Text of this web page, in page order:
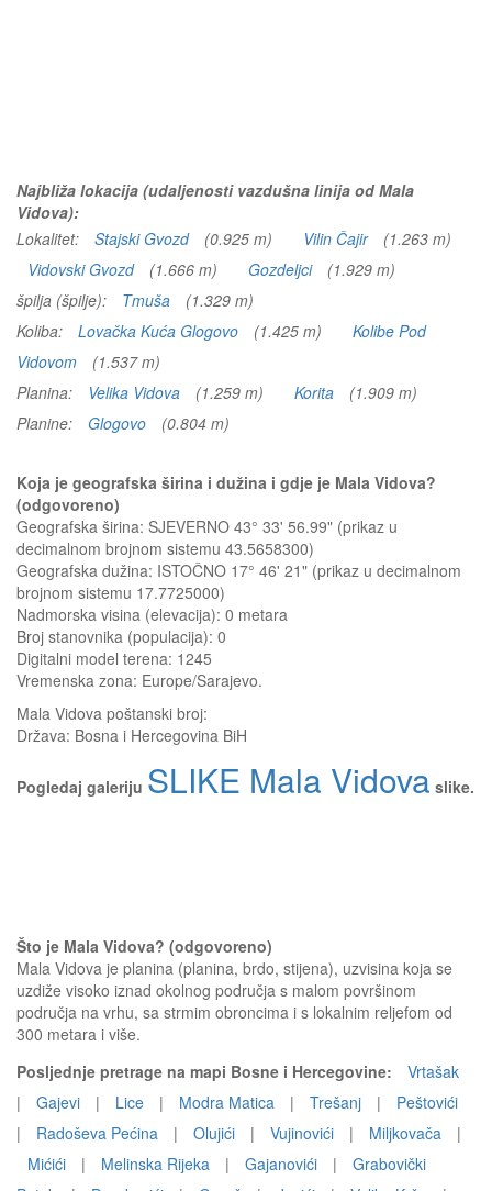
Najbliža lokacija (udaljenosti vazdušna linija od Mala
Vidova):
Lokalitet:
Stajski Gvozd (0.925 m) Vilin Čajir
(1.263 m)
Vidovski Gvozd
(1.666 m) Gozdeljci
(1.929 m)
špilja (špilje):
Tmuša
(1.329 m)
Koliba:
Lovačka Kuća Glogovo (1.425 m)
Kolibe Pod
Vidovom
(1.537 m)
Planina:
Velika Vidova (1.259 m) Korita
(1.909 m)
Planine:
Glogovo (0.804 m)
Koja je geografska širina i dužina i gdje je Mala Vidova?
(odgovoreno)
Geografska širina: SJEVERNO 43° 33' 56.99" (prikaz u
decimalnom brojnom sistemu 43.5658300)
Geografska dužina: ISTOČNO 17° 46' 21" (prikaz u decimalnom
brojnom sistemu 17.7725000)
Nadmorska visina (elevacija): 0 metara
Broj stanovnika (populacija): 0
Digitalni model terena: 1245
Vremenska zona: Europe/Sarajevo.
Mala Vidova poštanski broj:
Država: Bosna i Hercegovina BiH
Pogledaj galeriju SLIKE Mala Vidova slike.
Što je Mala Vidova? (odgovoreno)
Mala Vidova je planina (planina, brdo, stijena), uzvisina koja se
uzdiže visoko iznad okolnog područja s malom površinom
područja na vrhu, sa strmim obroncima i s lokalnim reljefom od
300 metara i više.
Posljednje pretrage na mapi Bosne i Hercegovine:
Vrtašak
|
Gajevi | Lice | Modra Matica | Trešanj |
Peštovići
|
Radoševa Pećina | Olujići | Vujinovići | Miljkovača
|
Mićići
| Melinska Rijeka | Gajanovići |
Grabovički